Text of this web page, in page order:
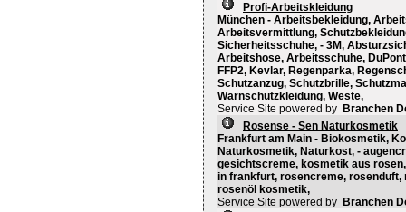
Profi-Arbeitskleidung
München - Arbeitsbekleidung,
Arbeitsvermittlung,
Sicherheitsschuhe, - 3M,
Arbeitshose, Arbeitsschuhe,
FFP2, Kevlar, Regenparka,
Schutzanzug, Schutzbrille,
Warnschutzkleidung, Weste,
Service Site powered by Branchen
Rosense - Sen Naturkosmetik
Frankfurt am Main - Biokosmetik,
Naturkosmetik, Naturkost, -
gesichtscreme, kosmetik aus
in frankfurt, rosencreme,
rosenöl kosmetik,
Service Site powered by Branchen